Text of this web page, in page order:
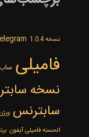
نسخه 1.0.4
فامیلی
نسخه
سابترنس
الحسنه فامیلی آیفون